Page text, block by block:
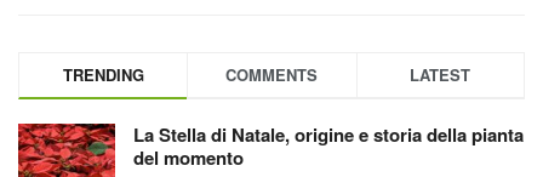
TRENDING COMMENTS LATEST
La Stella di Natale, origine e storia della pianta
del momento